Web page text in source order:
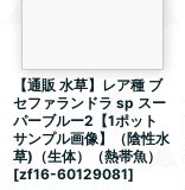
【通販 水草】レア種 ブ
セファランドラ sp スー
パーブルー2【1ポット
サンプル画像】（陰性水
草)（生体）（熱帯魚）
[zf16-60129081]